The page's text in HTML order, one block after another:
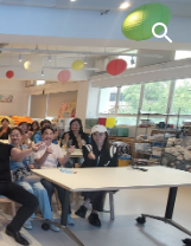
Skip to navigation